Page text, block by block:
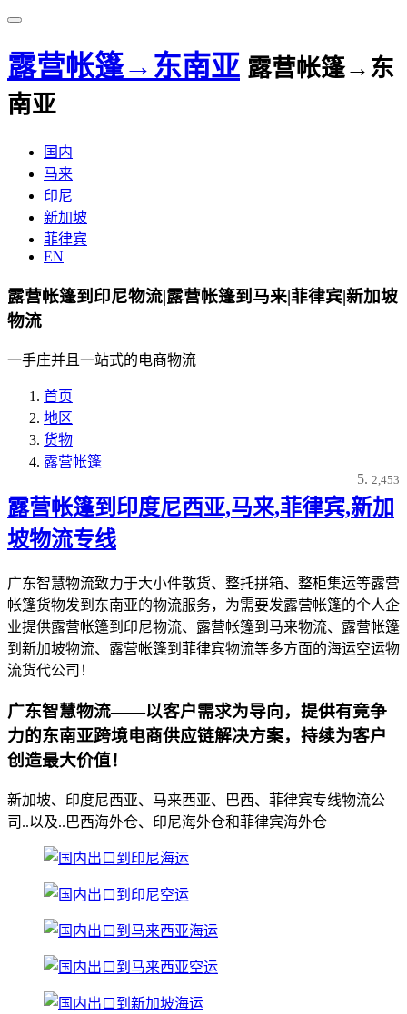
露营帐篷→东南亚 露营帐篷→东
南亚
国内
马来
印尼
新加坡
菲律宾
EN
露营帐篷到印尼物流|露营帐篷到马来|菲律宾|新加坡
物流
一手庄并且一站式的电商物流
首页
地区
货物
露营帐篷
2,453
露营帐篷到印度尼西亚,马来,菲律宾,新加
坡物流专线
广东智慧物流致力于大小件散货、整托拼箱、整柜集运等露营
帐篷货物发到东南亚的物流服务，为需要发露营帐篷的个人企
业提供露营帐篷到印尼物流、露营帐篷到马来物流、露营帐篷
到新加坡物流、露营帐篷到菲律宾物流等多方面的海运空运物
流货代公司！
广东智慧物流——以客户需求为导向，提供有竟争
力的东南亚跨境电商供应链解决方案，持续为客户
创造最大价值！
新加坡、印度尼西亚、马来西亚、巴西、菲律宾专线物流公
司..以及..巴西海外仓、印尼海外仓和菲律宾海外仓